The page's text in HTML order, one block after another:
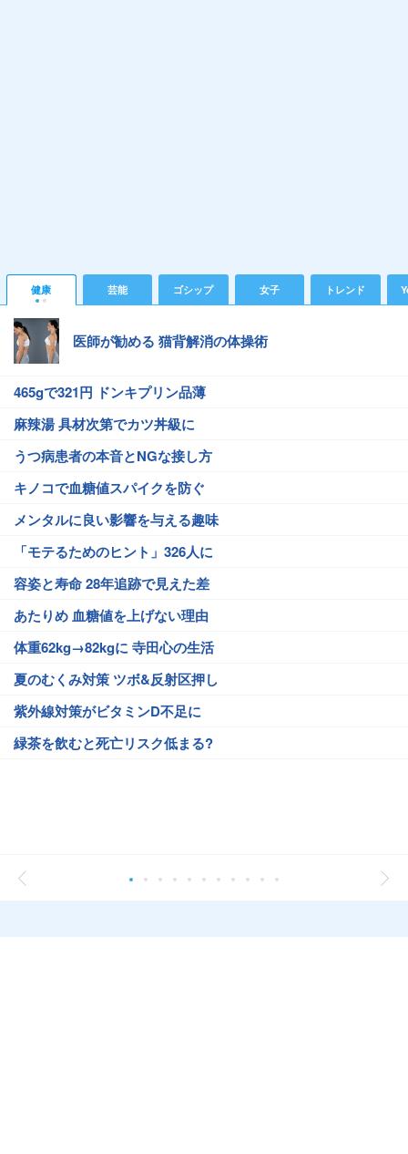
健康 芸能 ゴシップ 女子 トレンド
医師が勧める 猫背解消の体操術
465gで321円 ドンキプリン品薄
麻辣湯 具材次第でカツ丼級に
うつ病患者の本音とNGな接し方
キノコで血糖値スパイクを防ぐ
メンタルに良い影響を与える趣味
「モテるためのヒント」326人に
容姿と寿命 28年追跡で見えた差
あたりめ 血糖値を上げない理由
体重62kg→82kgに 寺田心の生活
夏のむくみ対策 ツボ&反射区押し
紫外線対策がビタミンD不足に
緑茶を飲むと死亡リスク低まる?